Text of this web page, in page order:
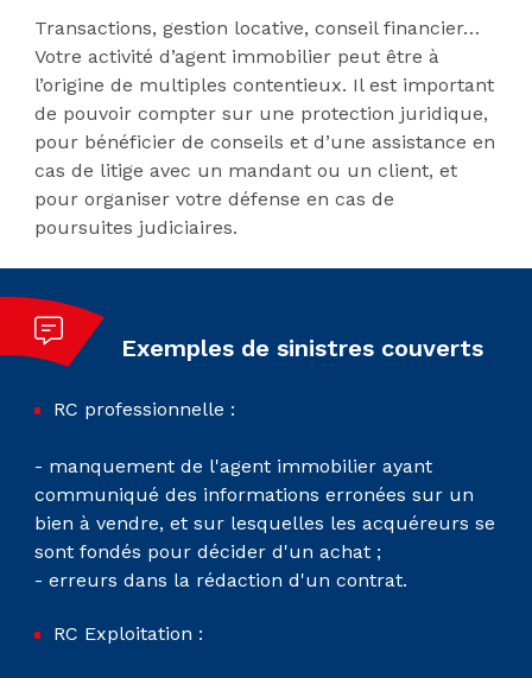
Transactions, gestion locative, conseil financier…
Votre activité d’agent immobilier peut être à
l’origine de multiples contentieux. Il est important
de pouvoir compter sur une protection juridique,
pour bénéficier de conseils et d’une assistance en
cas de litige avec un mandant ou un client, et
pour organiser votre défense en cas de
poursuites judiciaires.
Exemples de sinistres couverts
RC professionnelle :
- manquement de l'agent immobilier ayant
communiqué des informations erronées sur un
bien à vendre, et sur lesquelles les acquéreurs se
sont fondés pour décider d'un achat ;
- erreurs dans la rédaction d'un contrat.
RC Exploitation :